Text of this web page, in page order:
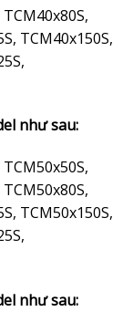
TCM40x150S,
như sau:
TCM50x150S,
như sau: